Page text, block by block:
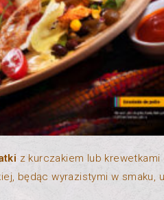
z kurczakiem lub
będąc wyrazistymi w